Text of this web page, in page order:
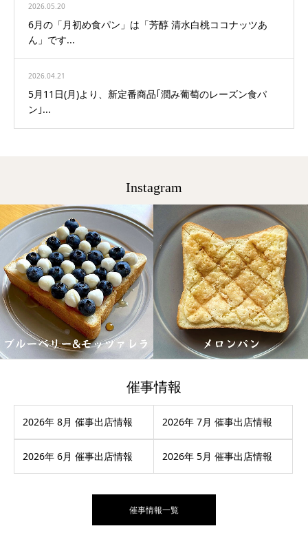
2026.05.20
6月の「月初め食パン」は「芳醇 清水白桃ココナッツあ
ん」です...
2026.04.21
5月11日(月)より、新定番商品｢潤み葡萄のレーズン食パ
ン｣...
Instagram
催事情報
2026年 8月 催事出店情報 2026年 7月 催事出店情報
2026年 6月 催事出店情報 2026年 5月 催事出店情報
催事情報一覧